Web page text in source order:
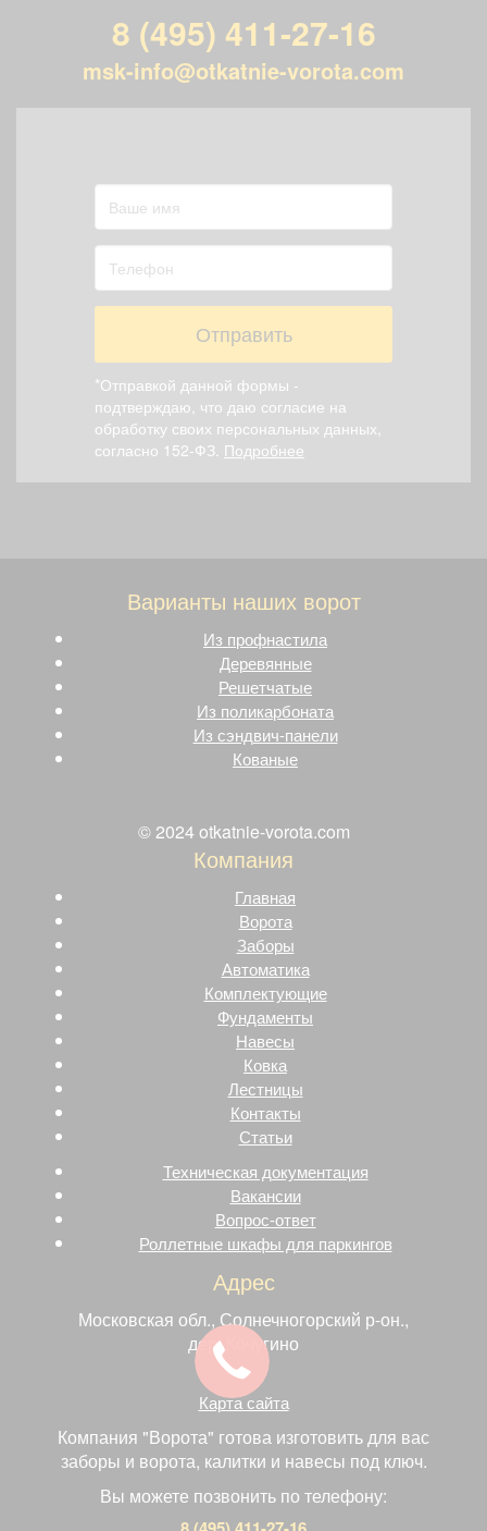
8 (495) 411-27-16
msk-info@otkatnie-vorota.com
Отправить
*Отправкой данной формы -
подтверждаю, что даю согласие на
обработку своих персональных данных,
согласно 152-ФЗ. Подробнее
Варианты наших ворот
Из профнастила
Деревянные
Решетчатые
Из поликарбоната
Из сэндвич-панели
Кованые
© 2024 otkatnie-vorota.com
Компания
Главная
Ворота
Заборы
Автоматика
Комплектующие
Фундаменты
Навесы
Ковка
Лестницы
Контакты
Статьи
Техническая документация
Вакансии
Вопрос-ответ
Роллетные шкафы для паркингов
Адрес
Московская обл., Солнечногорский р-он.,
дер. Кочугино
Карта сайта
Компания "Ворота" готова изготовить для вас
заборы и ворота, калитки и навесы под ключ.
Вы можете позвонить по телефону: